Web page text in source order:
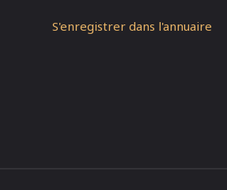
S'enregistrer dans l'annuaire